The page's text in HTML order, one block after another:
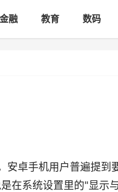
金融 教育 数码
安卓手机用户普遍提到
在系统设置里的"显示